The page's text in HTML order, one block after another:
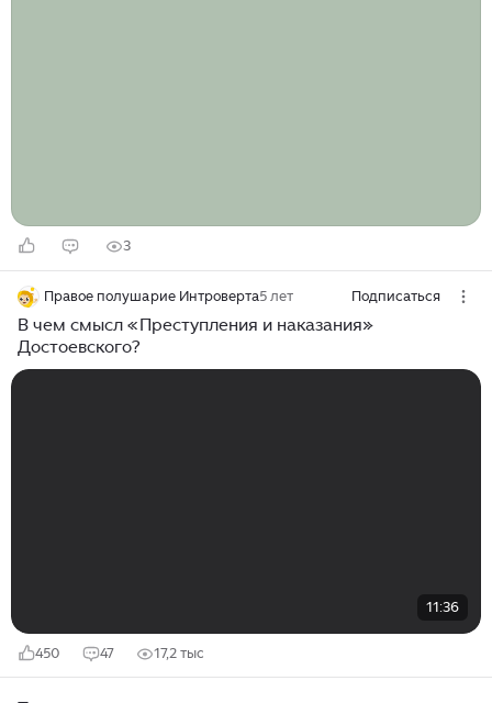
3
Правое полушарие Интроверта5 лет Подписаться
В чем смысл «Преступления и наказания»
Достоевского?
11:36
450 47 17,2 тыс